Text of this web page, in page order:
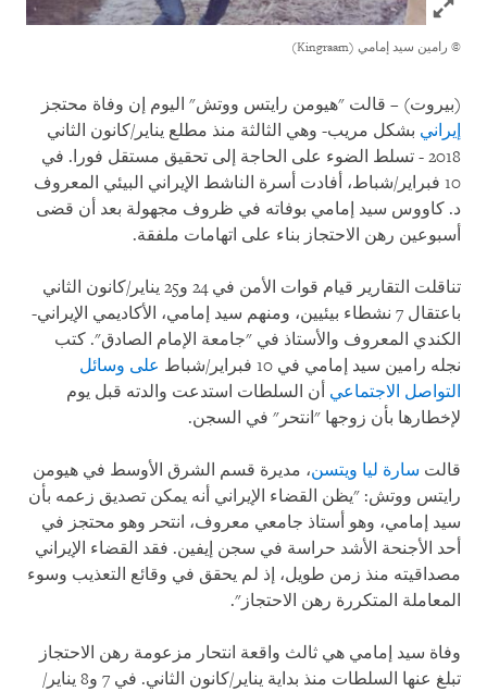
© رامين سيد إمامي (Kingraam)
(بيروت) – قالت "هيومن رايتس ووتش" اليوم إن وفاة محتجز
إيراني بشكل مريب- وهي الثالثة منذ مطلع يناير/كانون الثاني
2018 - تسلط الضوء على الحاجة إلى تحقيق مستقل فورا. في
10 فبراير/شباط، أفادت أسرة الناشط الإيراني البيئي المعروف
د. كاووس سيد إمامي بوفاته في ظروف مجهولة بعد أن قضى
أسبوعين رهن الاحتجاز بناء على اتهامات ملفقة.
تناقلت التقارير قيام قوات الأمن في 24 و25 يناير/كانون الثاني
باعتقال 7 نشطاء بيئيين، ومنهم سيد إمامي، الأكاديمي الإيراني-
الكندي المعروف والأستاذ في "جامعة الإمام الصادق". كتب
نجله رامين سيد إمامي في 10 فبراير/شباط
على وسائل
التواصل الاجتماعي أن السلطات استدعت والدته قبل يوم
لإخطارها بأن زوجها "انتحر" في السجن.
قالت سارة ليا ويتسن، مديرة قسم الشرق الأوسط في هيومن
رايتس ووتش: "يظن القضاء الإيراني أنه يمكن تصديق زعمه بأن
سيد إمامي، وهو أستاذ جامعي معروف، انتحر وهو محتجز في
أحد الأجنحة الأشد حراسة في سجن إيفين. فقد القضاء الإيراني
مصداقيته منذ زمن طويل، إذ لم يحقق في وقائع التعذيب وسوء
المعاملة المتكررة رهن الاحتجاز".
وفاة سيد إمامي هي ثالث واقعة انتحار مزعومة رهن الاحتجاز
تبلغ عنها السلطات منذ بداية يناير/كانون الثاني. في 7 و8 يناير/